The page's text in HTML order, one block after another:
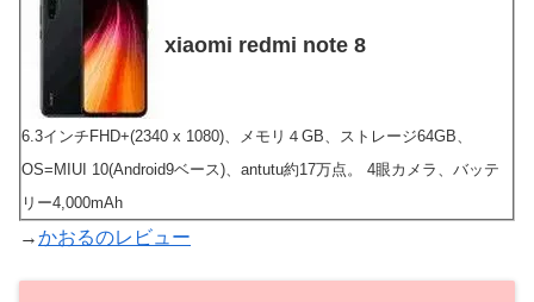
xiaomi redmi note 8
6.3インチFHD+(2340 x 1080)、メモリ４GB、ストレージ64GB、
OS=MIUI 10(Android9ベース)、antutu約17万点。 4眼カメラ、バッテ
リー4,000mAh
→かおるのレビュー